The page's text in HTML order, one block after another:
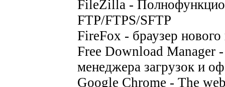
FileZilla -
FTP/FTPS/SFTP
FireFox - браузер нового
Free Download Manager -
менеджера загрузок и
Google Chrome - The